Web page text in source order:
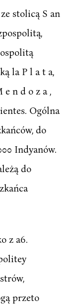
stolicą S an
la P l a t a,
n d o z a ,
Ogólna
do
Indyanów.
do
z a6.
przeto